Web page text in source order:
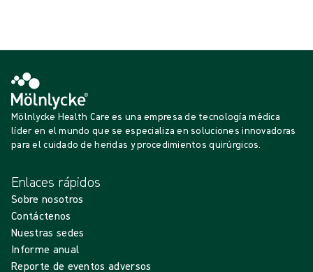
Mölnlycke Health Care es una empresa de tecnología médica
líder en el mundo que se especializa en soluciones innovadoras
para el cuidado de heridas y procedimientos quirúrgicos.
Enlaces rápidos
Sobre nosotros
Contáctenos
Nuestras sedes
Informe anual
Reporte de eventos adversos